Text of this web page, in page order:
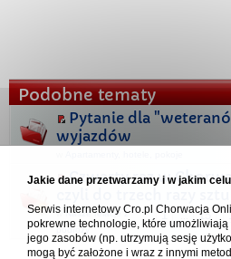
Podobne tematy
Pytanie dla
wyjazdów
Czwarty raz w
1 ... 15
wNasze relacje z
podróży
Jakie dane przetwarzamy i w jakim
Serwis internetowy Cro.pl Chorwacja
pokrewne technologie, które umożliwiają
jego zasobów (np. utrzymują sesję
mogą być założone i wraz z innymi